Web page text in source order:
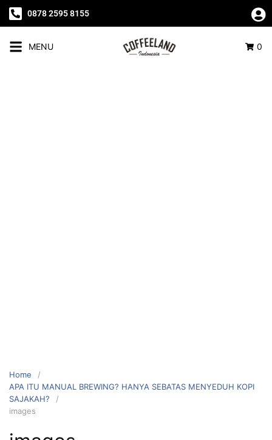
0878 2595 8155
MENU 0
Home
APA ITU MANUAL BREWING? HANYA SEBATAS MENYEDUH KOPI
SAJAKAH?
images